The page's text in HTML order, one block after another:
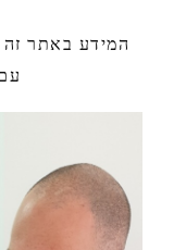
המידע באתר זה